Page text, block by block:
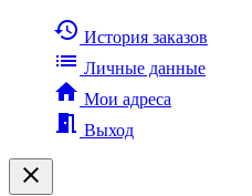
history История заказов
list Личные данные
home Мои адреса
meeting_room Выход
clear